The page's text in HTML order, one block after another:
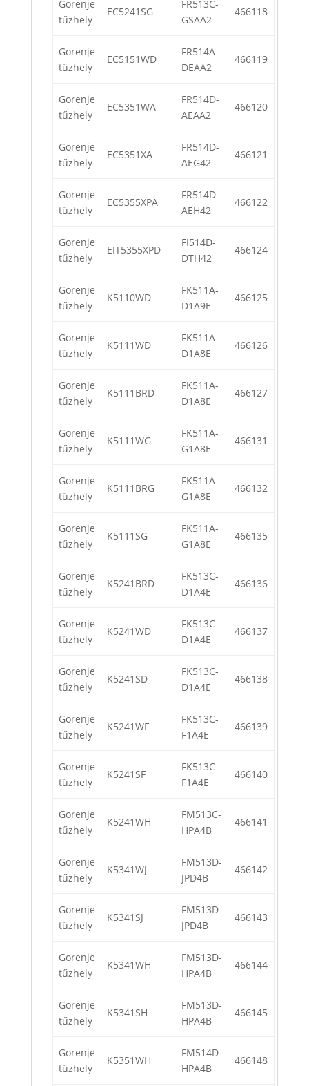
Gorenje
tűzhely
EC5241SG
FR513C-
GSAA2
466118
Gorenje
tűzhely
EC5151WD
FR514A-
DEAA2
466119
Gorenje
tűzhely
EC5351WA
FR514D-
AEAA2
466120
Gorenje
tűzhely
EC5351XA
FR514D-
AEG42
466121
Gorenje
tűzhely
EC5355XPA
FR514D-
AEH42
466122
Gorenje
tűzhely
EIT5355XPD
FI514D-
DTH42
466124
Gorenje
tűzhely
K5110WD
FK511A-
D1A9E
466125
Gorenje
tűzhely
K5111WD
FK511A-
D1A8E
466126
Gorenje
tűzhely
K5111BRD
FK511A-
D1A8E
466127
Gorenje
tűzhely
K5111WG
FK511A-
G1A8E
466131
Gorenje
tűzhely
K5111BRG
FK511A-
G1A8E
466132
Gorenje
tűzhely
K5111SG
FK511A-
G1A8E
466135
Gorenje
tűzhely
K5241BRD
FK513C-
D1A4E
466136
Gorenje
tűzhely
K5241WD
FK513C-
D1A4E
466137
Gorenje
tűzhely
K5241SD
FK513C-
D1A4E
466138
Gorenje
tűzhely
K5241WF
FK513C-
F1A4E
466139
Gorenje
tűzhely
K5241SF
FK513C-
F1A4E
466140
Gorenje
tűzhely
K5241WH
FM513C-
HPA4B
466141
Gorenje
tűzhely
K5341WJ
FM513D-
JPD4B
466142
Gorenje
tűzhely
K5341SJ
FM513D-
JPD4B
466143
Gorenje
tűzhely
K5341WH
FM513D-
HPA4B
466144
Gorenje
tűzhely
K5341SH
FM513D-
HPA4B
466145
Gorenje
tűzhely
K5351WH
FM514D-
HPA4B
466148